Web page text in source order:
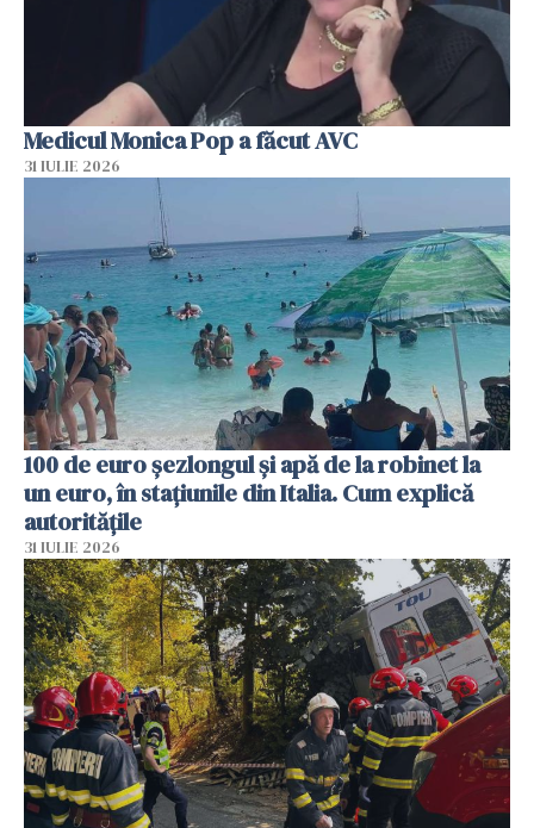
Medicul Monica Pop a făcut AVC
31 IULIE 2026
100 de euro șezlongul și apă de la robinet la
un euro, în stațiunile din Italia. Cum explică
autoritățile
31 IULIE 2026